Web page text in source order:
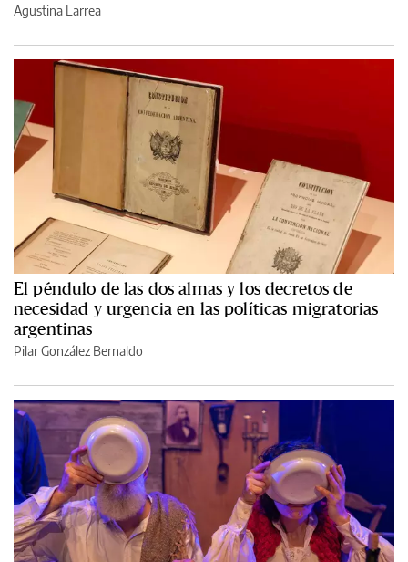
Agustina Larrea
El péndulo de las dos almas y los decretos de
necesidad y urgencia en las políticas migratorias
argentinas
Pilar González Bernaldo